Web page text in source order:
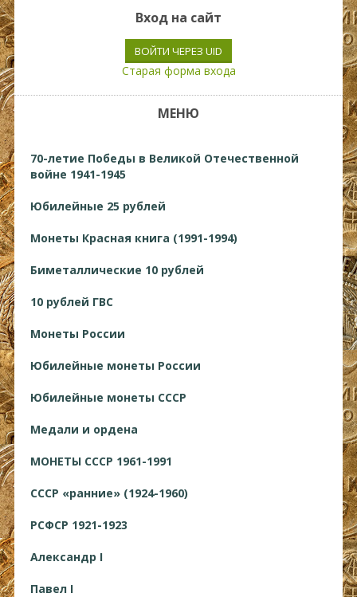
Вход на сайт
ВОЙТИ ЧЕРЕЗ UID
Старая форма входа
МЕНЮ
70-летие Победы в Великой Отечественной
войне 1941-1945
Юбилейные 25 рублей
Монеты Красная книга (1991-1994)
Биметаллические 10 рублей
10 рублей ГВС
Монеты России
Юбилейные монеты России
Юбилейные монеты СССР
Медали и ордена
МОНЕТЫ СССР 1961-1991
СССР «ранние» (1924-1960)
РСФСР 1921-1923
Александр I
Павел I